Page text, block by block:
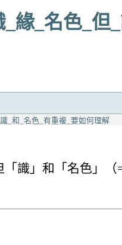
緣_名色_但
_和_名色_有重複_要如何理解
「識」和「名色」